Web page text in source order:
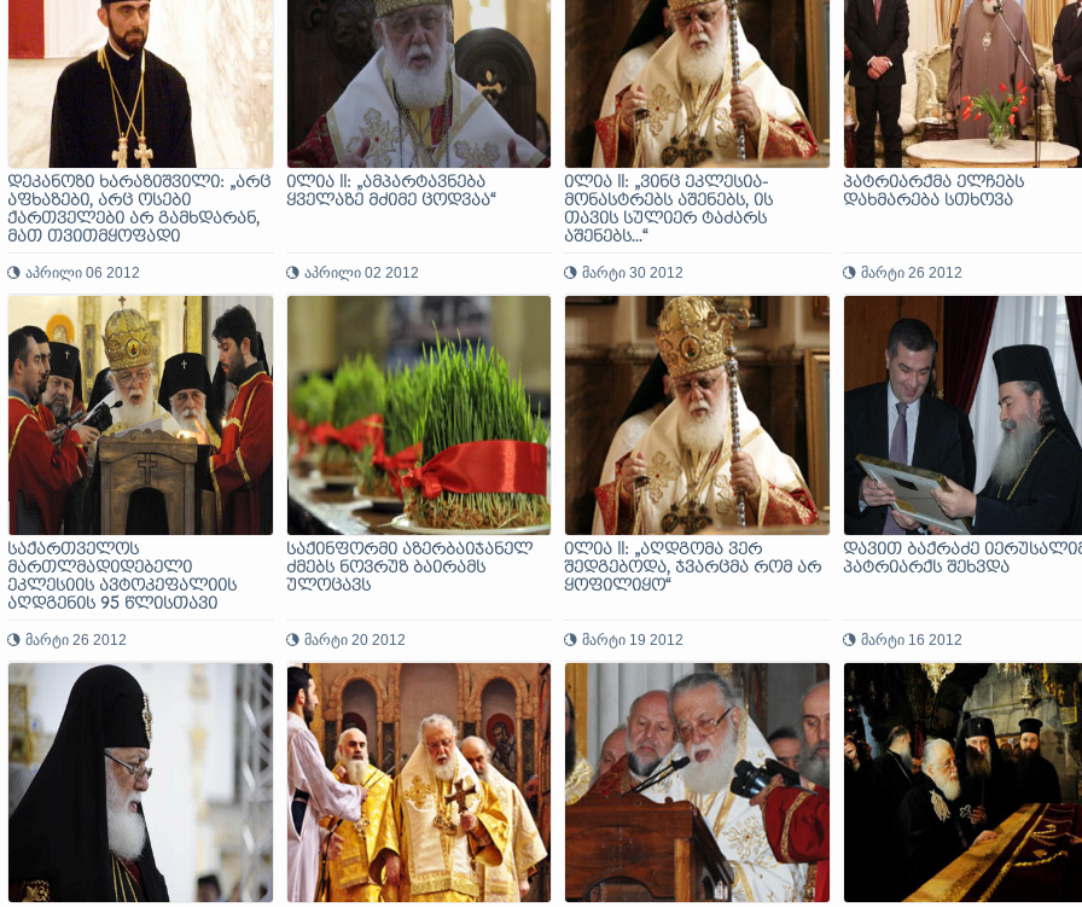
დეკანოზი ხარაზიშვილი: „არც
აფხაზები, არც ოსები
ქართველები არ გამხდარან,
მათ თვითმყოფადი
ენა შეინარჩუნეს!“
აპრილი 06 2012
ილია II: „ამპარტავნება
ყველაზე მძიმე ცოდვაა“
აპრილი 02 2012
ილია II: „ვინც ეკლესია-
მონასტრებს აშენებს, ის
თავის სულიერ ტაძარს
აშენებს...“
მარტი 30 2012
პატრიარქმა ელჩებს
დახმარება სთხოვა
მარტი 26 2012
საქართველოს
მართლმადიდებელი
ეკლესიის ავტოკეფალიის
აღდგენის 95 წლისთავი
მარტი 26 2012
საქინფორმი აზერბაიჯანელ
ძმებს ნოვრუზ ბაირამს
ულოცავს
მარტი 20 2012
ილია II: „აღდგომა ვერ
შედგებოდა, ჯვარცმა რომ არ
ყოფილიყო“
მარტი 19 2012
დავით ბაქრაძე
პატრიარქს შეხვდა
მარტი 16 2012